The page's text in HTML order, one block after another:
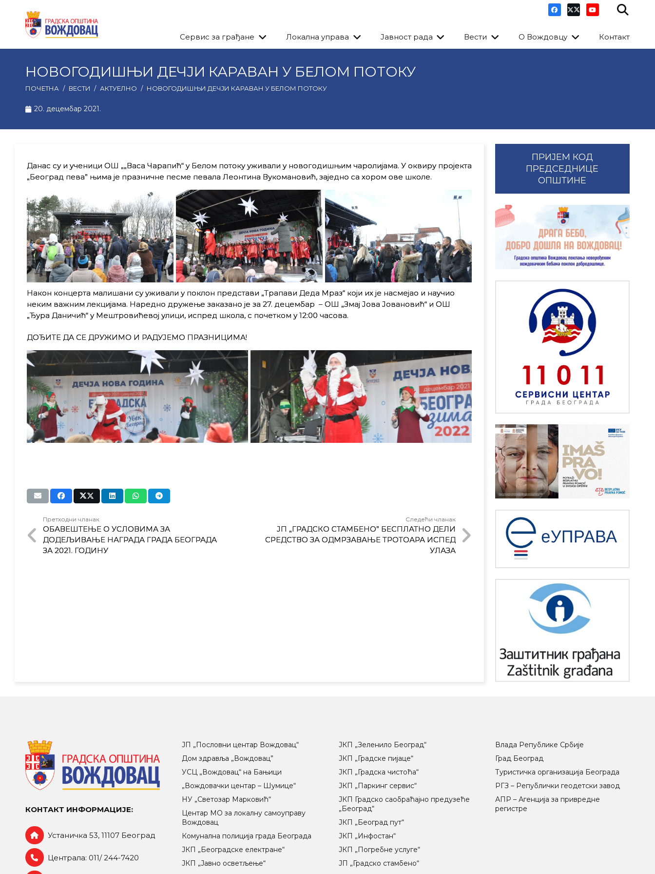
Сервис за грађане Локална управа Јавност рада Вести О Вождовцу Контакт
НОВОГОДИШЊИ ДЕЧЈИ КАРАВАН У БЕЛОМ ПОТОКУ
ПОЧЕТНА / ВЕСТИ / АКТУЕЛНО / НОВОГОДИШЊИ ДЕЧЈИ КАРАВАН У БЕЛОМ ПОТОКУ
20. децембар 2021.
Данас су и ученици ОШ „„Васа Чарапић“ у Белом потоку уживали у новогодишњим чаролијама. У оквиру пројекта
„Београд пева” њима је празничне песме певала Леонтина Вукомановић, заједно са хором ове школе.
Након концерта малишани су уживали у поклон представи „Трапави Деда Мраз“ који их је насмејао и научио
неким важним лекцијама. Наредно дружење заказано је за 27. децембар – ОШ „Змај Јова Јовановић“ и ОШ
„Ђура Даничић“ у Мештровићевој улици, испред школа, с почетком у 12:00 часова.
ДОЂИТЕ ДА СЕ ДРУЖИМО И РАДУЈЕМО ПРАЗНИЦИМА!
Претходни чланак
ОБАВЕШТЕЊЕ О УСЛОВИМА ЗА
ДОДЕЉИВАЊЕ НАГРАДА ГРАДА БЕОГРАДА
ЗА 2021. ГОДИНУ
Следећи чланак
ЈП „ГРАДСКО СТАМБЕНО” БЕСПЛАТНО ДЕЛИ
СРЕДСТВО ЗА ОДМРЗАВАЊЕ ТРОТОАРА ИСПЕД
УЛАЗА
ПРИЈЕМ КОД
ПРЕДСЕДНИЦЕ
ОПШТИНЕ
КОНТАКТ ИНФОРМАЦИЈЕ:
Устаничка 53, 11107 Београд
Централа: 011/ 244-7420
ЈП „Пословни центар Вождовац“
Дом здравља „Вождовац”
УСЦ „Вождовац“ на Бањици
„Вождовачки центар – Шумице“
НУ „Светозар Марковић“
Центар МO за локалну самоуправу
Вождовац
Комунална полиција града Београда
ЈКП „Београдске електране“
ЈКП „Јавно осветљење“
ЈКП „Зеленило Београд“
ЈКП „Градске пијаце“
ЈКП „Градска чистоћа“
ЈКП „Паркинг сервис“
ЈКП Градско саобраћајно предузеће
„Београд“
ЈКП „Београд пут“
ЈКП „Инфостан“
ЈКП „Погребне услуге“
ЈП „Градско стамбено“
Влада Републике Србије
Град Београд
Туристичка организација Београда
РГЗ – Републички геодетски завод
АПР – Агенција за привредне
регистре